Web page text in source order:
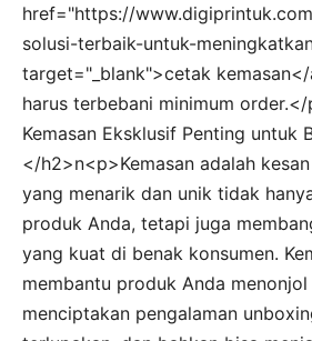
href="https://
solusi-terbaik-untuk-
target="_blank">cetak
harus terbebani minimum
Kemasan Eksklusif Penting untuk
</h2>n<p>Kemasan adalah
yang menarik dan unik tidak
produk Anda, tetapi juga
yang kuat di benak konsumen.
membantu produk Anda
menciptakan pengalaman